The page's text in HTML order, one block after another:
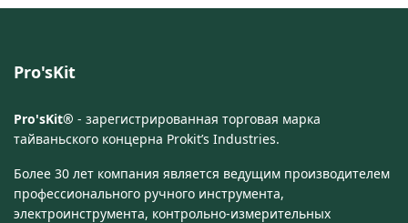
Pro'sKit
Pro'sKit® - зарегистрированная торговая марка
тайваньского концерна Prokit’s Industries.
Более 30 лет компания является ведущим производителем
профессионального ручного инструмента,
электроинструмента, контрольно-измерительных